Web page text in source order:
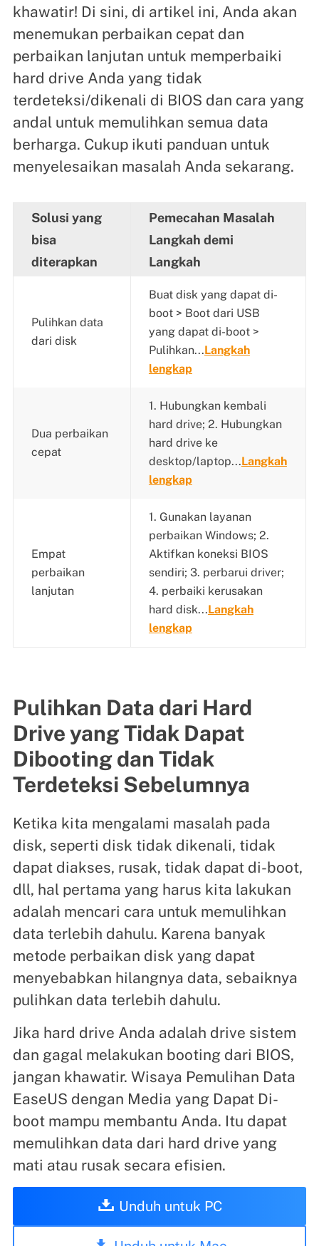
khawatir! Di sini, di artikel ini, Anda akan
menemukan perbaikan cepat dan
perbaikan lanjutan untuk memperbaiki
hard drive Anda yang tidak
terdeteksi/dikenali di BIOS dan cara yang
andal untuk memulihkan semua data
berharga. Cukup ikuti panduan untuk
menyelesaikan masalah Anda sekarang.
Solusi yang
bisa
diterapkan
Pemecahan Masalah
Langkah demi
Langkah
Pulihkan data
dari disk
Buat disk yang dapat di-
boot > Boot dari USB
yang dapat di-boot >
Pulihkan...Langkah
lengkap
Dua perbaikan
cepat
1. Hubungkan kembali
hard drive; 2. Hubungkan
hard drive ke
desktop/laptop...Langkah
lengkap
Empat
perbaikan
lanjutan
1. Gunakan layanan
perbaikan Windows; 2.
Aktifkan koneksi BIOS
sendiri; 3. perbarui driver;
4. perbaiki kerusakan
hard disk...Langkah
lengkap
Pulihkan Data dari Hard
Drive yang Tidak Dapat
Dibooting dan Tidak
Terdeteksi Sebelumnya
Ketika kita mengalami masalah pada
disk, seperti disk tidak dikenali, tidak
dapat diakses, rusak, tidak dapat di-boot,
dll, hal pertama yang harus kita lakukan
adalah mencari cara untuk memulihkan
data terlebih dahulu. Karena banyak
metode perbaikan disk yang dapat
menyebabkan hilangnya data, sebaiknya
pulihkan data terlebih dahulu.
Jika hard drive Anda adalah drive sistem
dan gagal melakukan booting dari BIOS,
jangan khawatir. Wisaya Pemulihan Data
EaseUS dengan Media yang Dapat Di-
boot mampu membantu Anda. Itu dapat
memulihkan data dari hard drive yang
mati atau rusak secara efisien.
Unduh untuk PC